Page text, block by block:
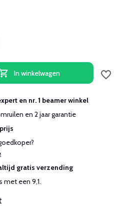
In winkelwagen
en nr. 1 beamer winkel
en 2 jaar garantie
gratis verzending
met een 9,1.